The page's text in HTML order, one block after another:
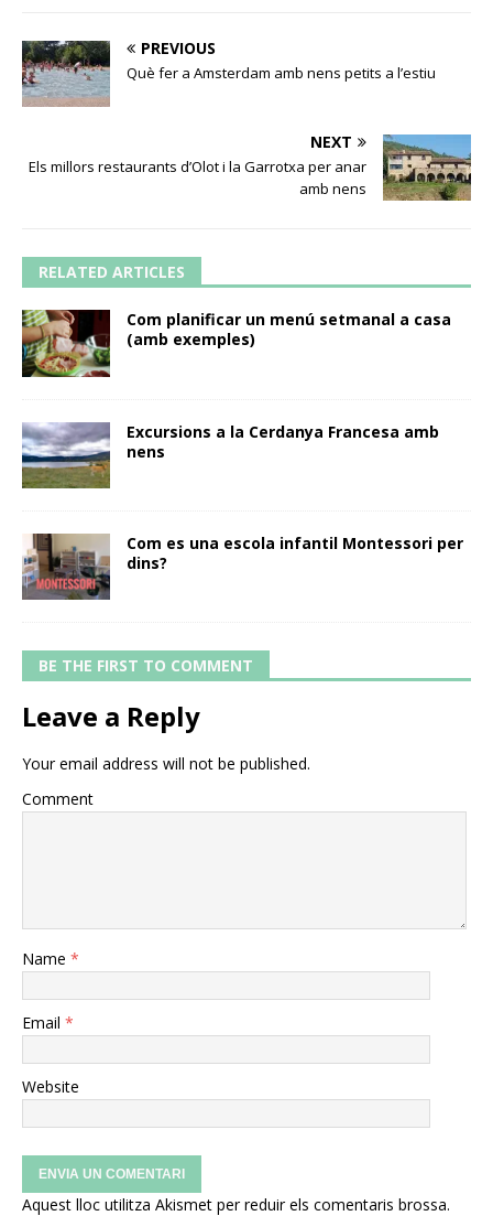
PREVIOUS
Què fer a Amsterdam amb nens petits a l’estiu
NEXT
Els millors restaurants d’Olot i la Garrotxa per anar
amb nens
RELATED ARTICLES
Com planificar un menú setmanal a casa
(amb exemples)
Excursions a la Cerdanya Francesa amb
nens
Com es una escola infantil Montessori per
dins?
BE THE FIRST TO COMMENT
Leave a Reply
Your email address will not be published.
Comment
Name *
Email *
Website
Aquest lloc utilitza Akismet per reduir els comentaris brossa.